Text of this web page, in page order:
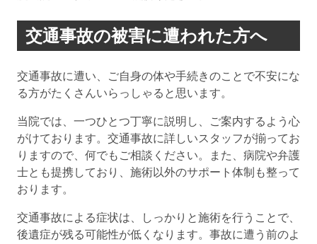
交通事故の被害に遭われた方へ
交通事故に遭い、ご自身の体や手続きのことで不安にな
る方がたくさんいらっしゃると思います。
当院では、一つひとつ丁寧に説明し、ご案内するよう心
がけております。交通事故に詳しいスタッフが揃ってお
りますので、何でもご相談ください。また、病院や弁護
士とも提携しており、施術以外のサポート体制も整って
おります。
交通事故による症状は、しっかりと施術を行うことで、
後遺症が残る可能性が低くなります。事故に遭う前のよ